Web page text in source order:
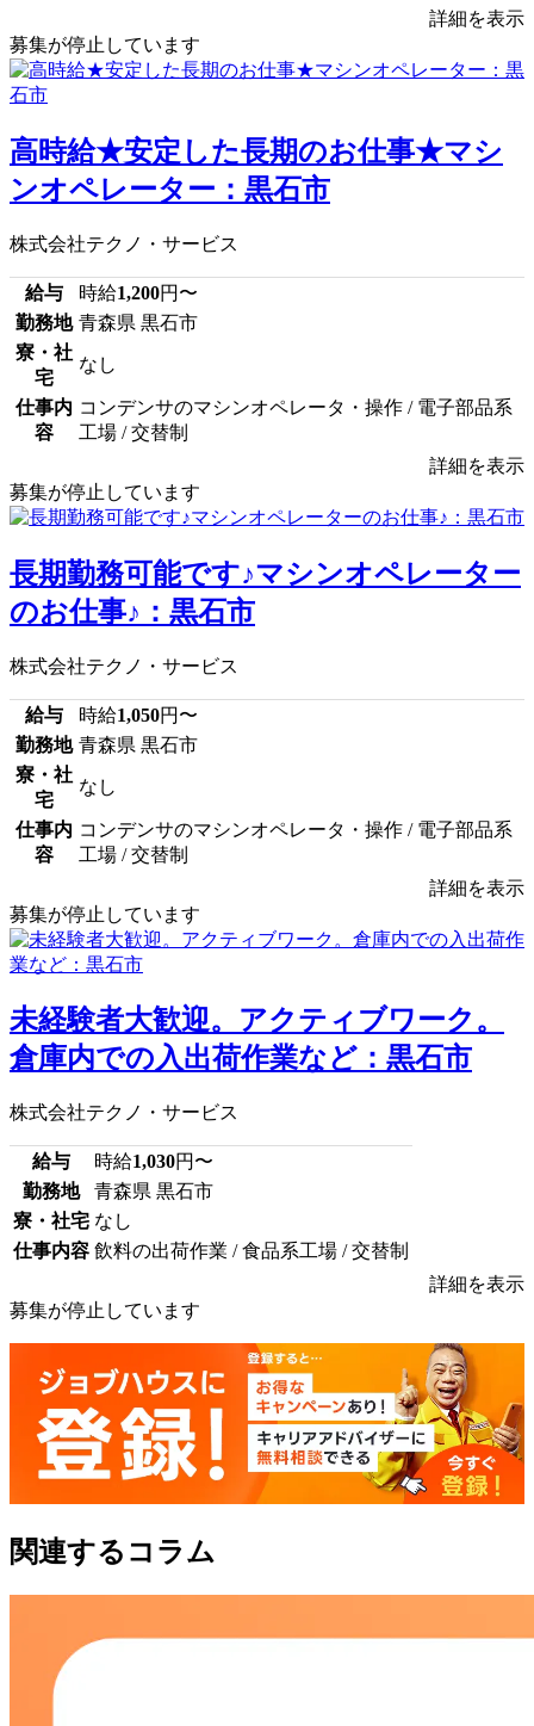
詳細を表示
募集が停止しています
高時給★安定した長期のお仕事★マシ
ンオペレーター：黒石市
株式会社テクノ・サービス
給与 時給1,200円〜
勤務地 青森県 黒石市
寮・社
宅
なし
仕事内
容
コンデンサのマシンオペレータ・操作 / 電子部品系
工場 / 交替制
詳細を表示
募集が停止しています
長期勤務可能です♪マシンオペレーター
のお仕事♪：黒石市
株式会社テクノ・サービス
給与 時給1,050円〜
勤務地 青森県 黒石市
寮・社
宅
なし
仕事内
容
コンデンサのマシンオペレータ・操作 / 電子部品系
工場 / 交替制
詳細を表示
募集が停止しています
未経験者大歓迎。アクティブワーク。
倉庫内での入出荷作業など：黒石市
株式会社テクノ・サービス
給与 時給1,030円〜
勤務地
青森県 黒石市
寮・社宅 なし
仕事内容 飲料の出荷作業 / 食品系工場 / 交替制
詳細を表示
募集が停止しています
関連するコラム